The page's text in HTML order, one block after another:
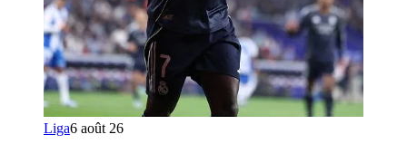
Liga6 août 26